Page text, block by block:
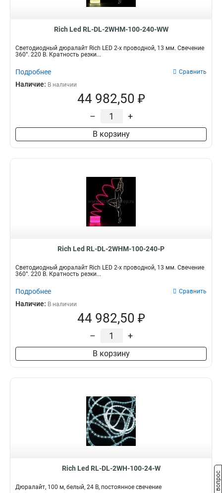
Rich Led RL-DL-2WHM-100-240-WW
Светодиодный дюралайт Rich LED 2-х проводной, 13 мм. Свечение
360°. 220 В. Кратность резки...
Подробнее Сравнить
Наличие: В наличии
44 982,50 ₽
– +
В корзину
Rich Led RL-DL-2WHM-100-240-P
Светодиодный дюралайт Rich LED 2-х проводной, 13 мм. Свечение
360°. 220 В. Кратность резки...
Подробнее Сравнить
Наличие: В наличии
44 982,50 ₽
– +
В корзину
Rich Led RL-DL-2WH-100-24-W
Дюралайт, 100 м, белый, 24 В, постоянное свечение